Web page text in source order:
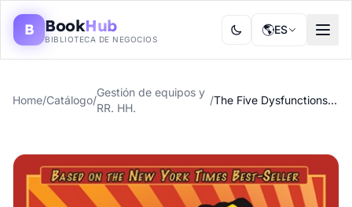
B BookHub
BIBLIOTECA DE NEGOCIOS
🌎ES
Home/Catálogo/
Gestión de equipos y
RR. HH.
/ The Five Dysfunctions of a Team